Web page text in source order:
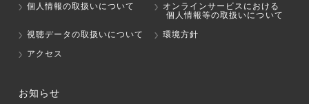
個人情報の取扱いについて
オンラインサービスにおける
個人情報等の取扱いについて
視聴データの取扱いについて
環境方針
アクセス
お知らせ